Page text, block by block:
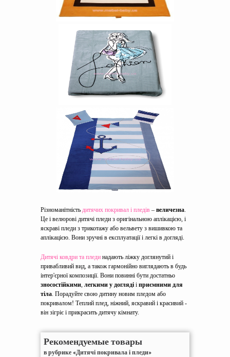
Різноманітність дитячих покривал і пледів – величезна.
Це і велюрові дитячі пледи з оригінальною аплікацією, і
яскраві пледи з трикотажу або вельвету з вишивкою та
аплікацією. Вони зручні в експлуатації і легкі в догляді.
Дитячі ковдри та пледи надають ліжку доглянутий і
привабливий вид, а також гармонійно виглядають в будь
інтер'єрної композиції. Вони повинні бути достатньо
зносостійкими, легкими у догляді і приємними для
тіла. Порадуйте свою дитину новим пледом або
покривалом! Теплий плед, ніжний, яскравий і красивий -
він зігріє і прикрасить дитячу кімнату.
Рекомендуемые товары
в рубрике «Дитячі покривала і пледи»